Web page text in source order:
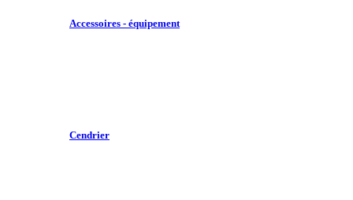
Accessoires - équipement
Cendrier